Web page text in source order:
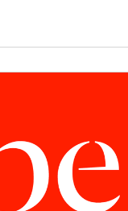
CPEN
Desarrollo empresarial